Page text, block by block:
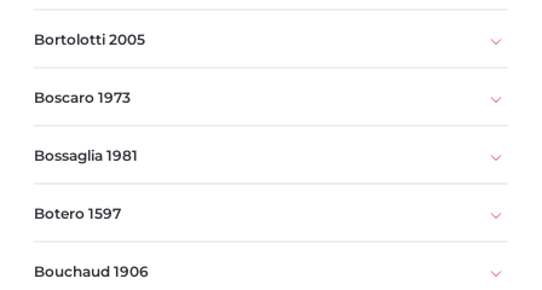
Bortolotti 2005
Boscaro 1973
Bossaglia 1981
Botero 1597
Bouchaud 1906